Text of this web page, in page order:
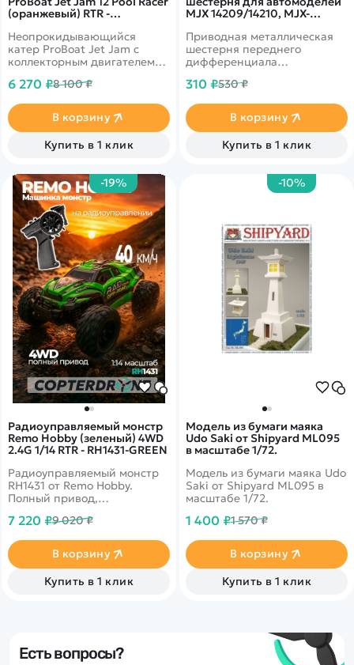
(оранжевый) RTR -
Неопрокидывающийся
катер ProBoat Jet Jam с
коллекторным двигателем
6 270 ₽8 100 ₽
В корзину
Купить в 1 клик
MJX 14209/14210, MJX-
Приводная металлическая
шестерня переднего
дифференциала
радиоуправляемых моделей
масштаба 1/14.
310 ₽530 ₽
В корзину
Купить в 1 клик
-19%
Радиоуправляемый монстр
Remo Hobby (зеленый) 4WD
2.4G 1/14 RTR - RH1431-GREEN
Радиоуправляемый монстр
RH1431 от Remo Hobby.
Полный привод,
полная влагозащита.
7 220 ₽9 020 ₽
В корзину
Купить в 1 клик
-10%
Модель из бумаги маяка
Udo Saki от Shipyard ML095
в масштабе 1/72.
Модель из бумаги маяка Udo
Saki от Shipyard ML095 в
масштабе 1/72.
1 400 ₽1 570 ₽
В корзину
Купить в 1 клик
Есть вопросы?